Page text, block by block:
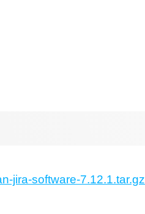
jira-software-7.12.1.tar.gz